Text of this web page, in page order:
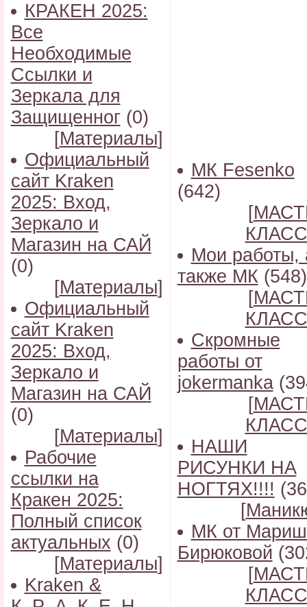
КРАКЕН 2025:
Все
Необходимые
Ссылки и
Зеркала для
Защищенног (0)
[Материалы]
Официальный
сайт Kraken
2025: Вход,
Зеркало и
Магазин на САЙ
(0)
[Материалы]
Официальный
сайт Kraken
2025: Вход,
Зеркало и
Магазин на САЙ
(0)
[Материалы]
Рабочие
ссылки на
Кракен 2025:
Полный список
актуальных (0)
[Материалы]
Kraken &
МК Fesenko
(642)
[
Мои работы,
также МК (548)
[
Скромные
работы от
jokermanka
[
НАШИ
РИСУНКИ НА
НОГТЯХ!!!!
[
МК от
Бирюковой
[